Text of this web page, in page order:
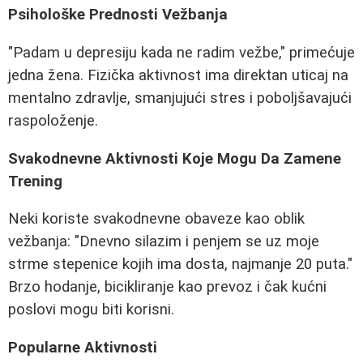
Psihološke Prednosti Vežbanja
"Padam u depresiju kada ne radim vežbe," primećuje
jedna žena. Fizička aktivnost ima direktan uticaj na
mentalno zdravlje, smanjujući stres i poboljšavajući
raspoloženje.
Svakodnevne Aktivnosti Koje Mogu Da Zamene
Trening
Neki koriste svakodnevne obaveze kao oblik
vežbanja: "Dnevno silazim i penjem se uz moje
strme stepenice kojih ima dosta, najmanje 20 puta."
Brzo hodanje, bicikliranje kao prevoz i čak kućni
poslovi mogu biti korisni.
Popularne Aktivnosti